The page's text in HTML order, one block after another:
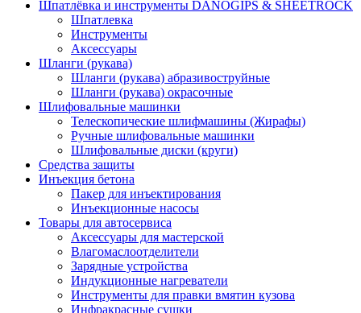
Шпатлёвка и инструменты DANOGIPS & SHEETROCK
Шпатлевка
Инструменты
Аксессуары
Шланги (рукава)
Шланги (рукава) абразивоструйные
Шланги (рукава) окрасочные
Шлифовальные машинки
Телескопические шлифмашины (Жирафы)
Ручные шлифовальные машинки
Шлифовальные диски (круги)
Средства защиты
Инъекция бетона
Пакер для инъектирования
Инъекционные насосы
Товары для автосервиса
Аксессуары для мастерской
Влагомаслоотделители
Зарядные устройства
Индукционные нагреватели
Инструменты для правки вмятин кузова
Инфракрасные сушки